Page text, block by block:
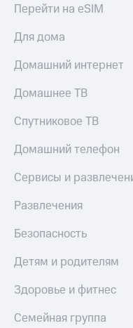
Перейти на eSIM
Для дома
Домашний интернет
Домашнее ТВ
Спутниковое ТВ
Домашний телефон
Сервисы и
Развлечения
Безопасность
Детям и родителям
Здоровье и фитнес
Семейная группа